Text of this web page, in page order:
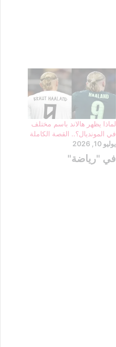
لماذا يظهر هالاند باسم مختلف
في المونديال؟.. القصة الكاملة
يوليو 10, 2026
في "رياضة"